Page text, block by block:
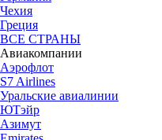
Чехия
Греция
ВСЕ СТРАНЫ
Авиакомпании
Аэрофлот
S7 Airlines
Уральские авиалинии
ЮТэйр
Азимут